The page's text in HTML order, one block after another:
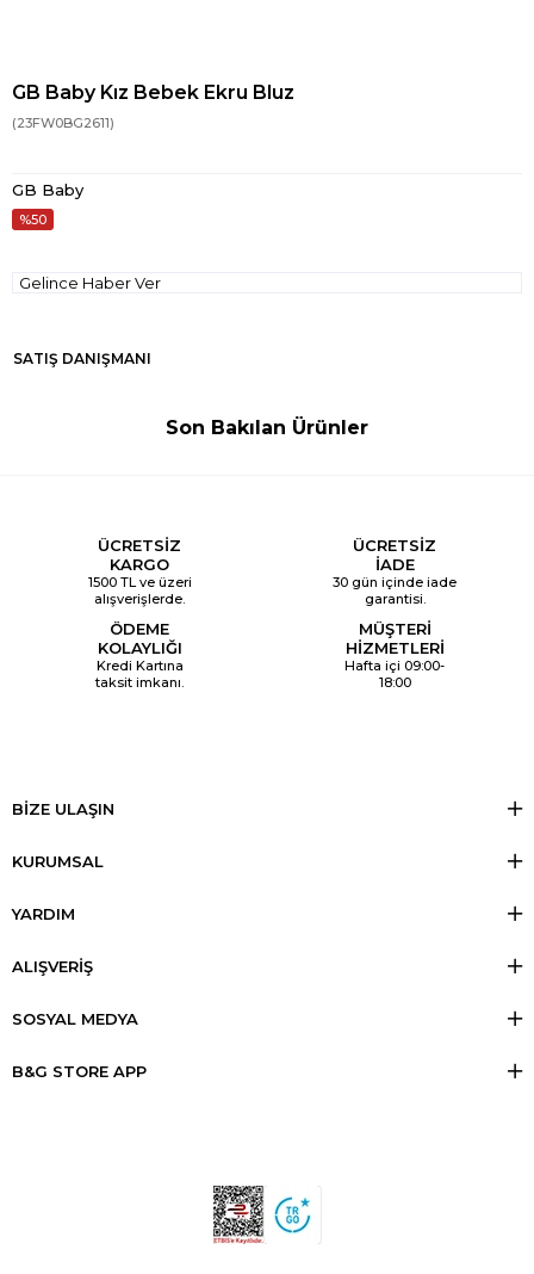
GB Baby Kız Bebek Ekru Bluz
(23FW0BG2611)
GB Baby
50
Gelince Haber Ver
SATIŞ DANIŞMANI
Son Bakılan Ürünler
ÜCRETSİZ
KARGO
1500 TL ve üzeri
alışverişlerde.
ÜCRETSİZ
İADE
30 gün içinde iade
garantisi.
ÖDEME
KOLAYLIĞI
Kredi Kartına
taksit imkanı.
MÜŞTERİ
HİZMETLERİ
Hafta içi 09:00-
18:00
BİZE ULAŞIN
KURUMSAL
YARDIM
ALIŞVERİŞ
SOSYAL MEDYA
B&G STORE APP